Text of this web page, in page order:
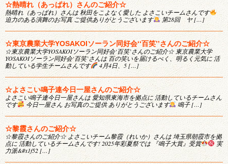
☆熱晴れ（あっぱれ）さんのご紹介☆
熱晴れ（あっぱれ）さんは 秋田をこよなく愛した よさこいチームさんです
迫力のある演舞のお写真 ご提供ありがとうございます
第28回 ヤ […]
☆東京農業大学YOSAKOIソーラン同好会‘‘百笑’’さんのご紹介☆
☆東京農業大学YOSAKOIソーラン同好会‘百笑’さんのご紹介☆ 東京農業大学
YOSAKOIソーラン同好会‘百笑’さんは 百の笑いを届けるべく、明るく元気に 活
動している学生チームさんです
4月4日、5 […]
☆よさこい鳴子連今日一屋さんのご紹介☆
よさこい鳴子連今日一屋さんは 愛知県東海市を拠点に 活動しているチームさん
です
今日一屋さん お写真のご提供 ありがとうございます 鳴子 […]
☆黎霞さんのご紹介☆
☆黎霞さんのご紹介☆ よさこいチーム黎霞（れいか）さんは 埼玉県朝霞市を拠
点に 活動しているチームさんです! 2025年彩夏祭では 『鳴子大賞』受賞
実
力派&#x1f52 […]